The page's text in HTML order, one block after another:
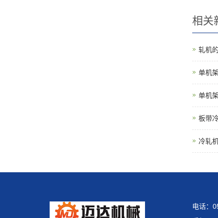
相关
轧机
单机
单机
板带
冷轧
电话：